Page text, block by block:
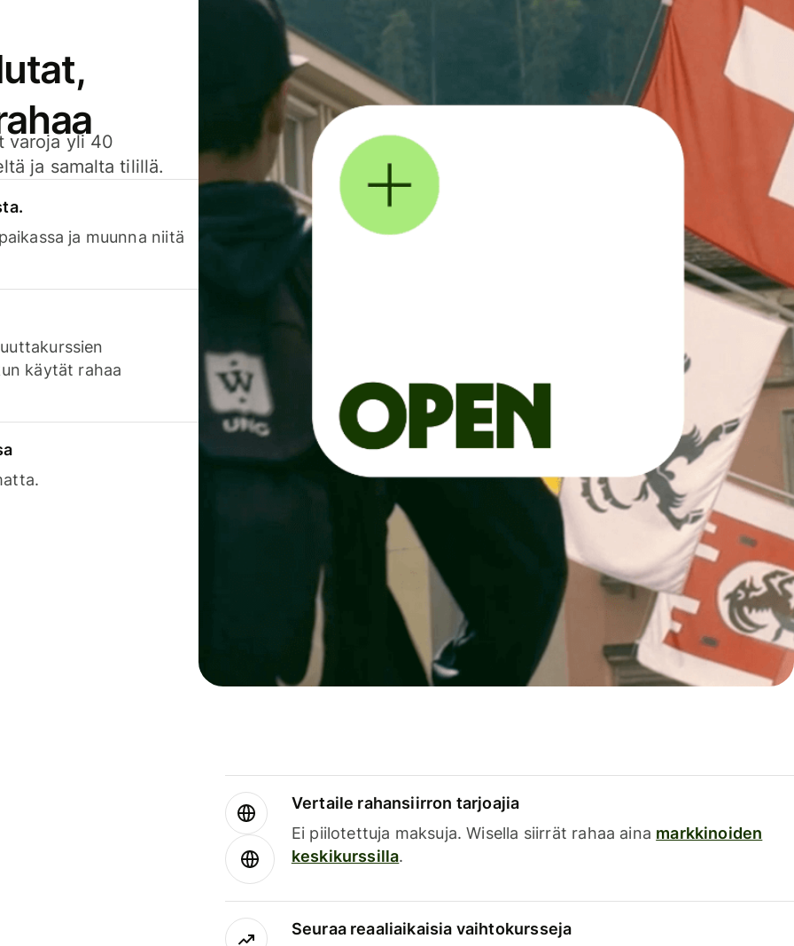
varoja yli 40
ja samalta tilillä.
ja muunna niitä
käytät rahaa
Vertaile rahansiirron tarjoajia
Ei piilotettuja maksuja. Wisella siirrät rahaa aina markkinoiden
keskikurssilla.
Seuraa reaaliaikaisia vaihtokursseja